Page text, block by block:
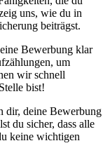
uns, wie du in
beiträgst.
Bewerbung klar
um
wir schnell
bist!
dir, deine Bewerbung
du sicher, dass alle
keine wichtigen